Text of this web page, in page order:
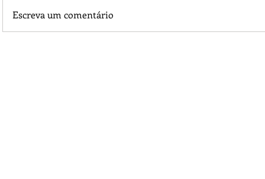
Escreva um comentário